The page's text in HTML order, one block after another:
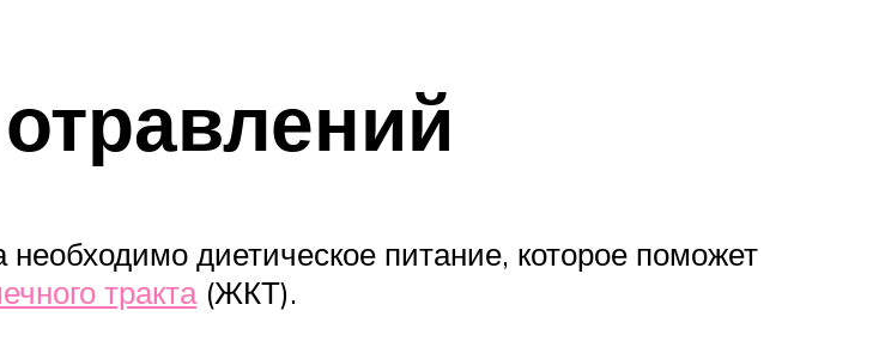
диетическое питание, которое поможет
тракта(ЖКТ).